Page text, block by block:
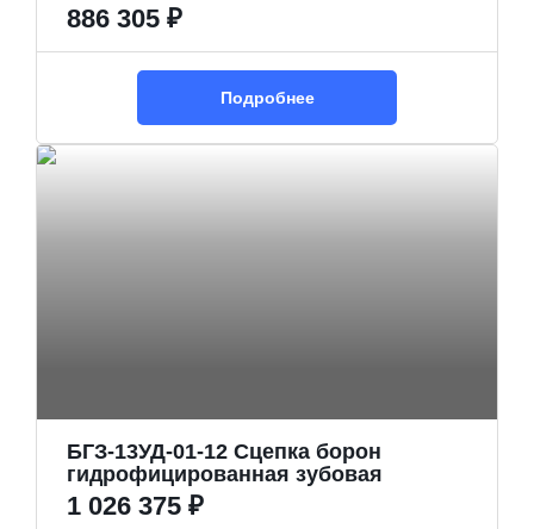
886 305 ₽
Подробнее
БГЗ-13УД-01-12 Сцепка борон
гидрофицированная зубовая
1 026 375 ₽